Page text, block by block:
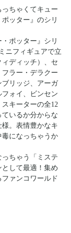
ちゃくてキュー
ッター』のシリ
ポッター』シリ
ニフィギュアで立
ディッチ）、セ
フラー・デラクー
リッジ、アーガ
ォイ、ビンセン
キーターの全12
いるか分からな
。表情豊かなキ
になっちゃうか
ちゃう「ミステ
して最適！集め
ァンコワールド